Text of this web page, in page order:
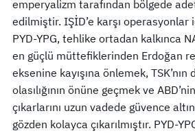
emperyalizm tarafından bölgede
edilmiştir. IŞİD’e karşı operasyonlar
PYD-YPG, tehlike ortadan kalkınca
en güçlü müttefiklerinden Erdoğan
eksenine kayışına önlemek,
olasılığının önüne geçmek ve
çıkarlarını uzun vadede güvence
gözden kolayca çıkarılmıştır. PYD-